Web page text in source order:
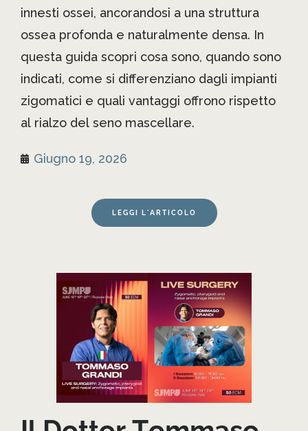
innesti ossei, ancorandosi a una struttura
ossea profonda e naturalmente densa. In
questa guida scopri cosa sono, quando sono
indicati, come si differenziano dagli impianti
zigomatici e quali vantaggi offrono rispetto
al rialzo del seno mascellare.
Giugno 19, 2026
LEGGI L'ARTICOLO